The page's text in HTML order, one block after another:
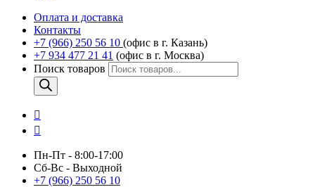
Оплата и доставка
Контакты
+7 (966) 250 56 10 (офис в г. Казань)
+7 934 477 21 41 (офис в г. Москва)
Поиск товаров
Пн-Пт - 8:00-17:00
Сб-Вс - Выходной
+7 (966) 250 56 10